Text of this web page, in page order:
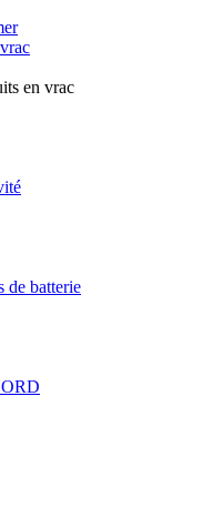
en vrac
de batterie